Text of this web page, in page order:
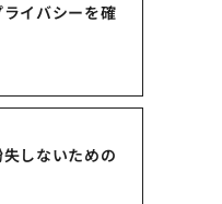
イバシーを確
しないための